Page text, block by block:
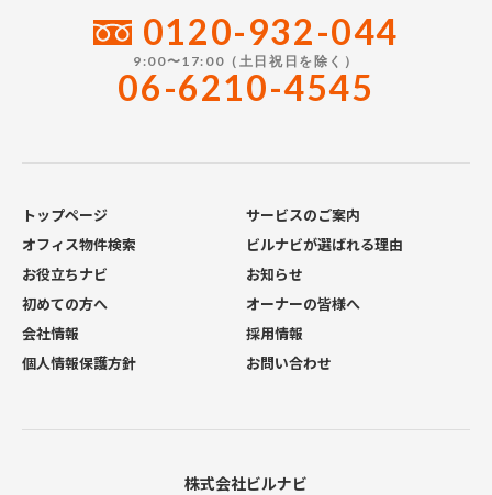
0120-932-044
9:00〜17:00（土日祝日を除く）
06-6210-4545
トップページ
サービスのご案内
オフィス物件検索
ビルナビが選ばれる理由
お役立ちナビ
お知らせ
初めての方へ
オーナーの皆様へ
会社情報
採用情報
個人情報保護方針
お問い合わせ
株式会社ビルナビ